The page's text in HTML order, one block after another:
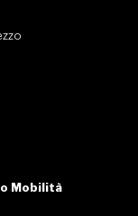
Mobilità